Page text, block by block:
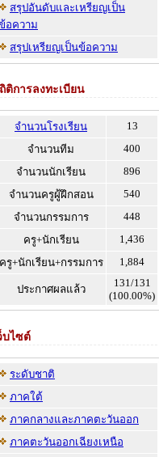
สรุปอันดับและเหรียญเป็น
อความ
สรุปเหรียญเป็นข้อความ
ติการลงทะเบียน
จำนวนโรงเรียน
13
จำนวนทีม
400
จำนวนนักเรียน
896
จำนวนครูผู้ฝึกสอน
540
จำนวนกรรมการ
448
ครู+นักเรียน
1,436
ครู+นักเรียน+กรรมการ
1,884
ประกาศผลแล้ว
131/131
(100.00%)
บไซต์
ระดับชาติ
ภาคใต้
ภาคกลางและภาคตะวันออก
ภาคตะวันออกเฉียงเหนือ